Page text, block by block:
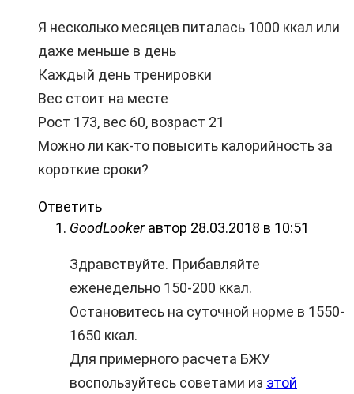
Я несколько месяцев питалась 1000 ккал или
даже меньше в день
Каждый день тренировки
Вес стоит на месте
Рост 173, вес 60, возраст 21
Можно ли как-то повысить калорийность за
короткие сроки?
Ответить
GoodLooker автор 28.03.2018 в 10:51
Здравствуйте. Прибавляйте
еженедельно 150-200 ккал.
Остановитесь на суточной норме в 1550-
1650 ккал.
Для примерного расчета БЖУ
воспользуйтесь советами из этой